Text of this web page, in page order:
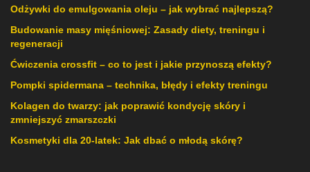
Odżywki do emulgowania oleju – jak wybrać najlepszą?
Budowanie masy mięśniowej: Zasady diety, treningu i
regeneracji
Ćwiczenia crossfit – co to jest i jakie przynoszą efekty?
Pompki spidermana – technika, błędy i efekty treningu
Kolagen do twarzy: jak poprawić kondycję skóry i
zmniejszyć zmarszczki
Kosmetyki dla 20-latek: Jak dbać o młodą skórę?